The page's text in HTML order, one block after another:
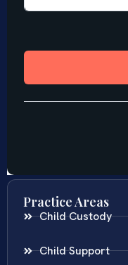
Practice Areas
Child Custody
Child Support